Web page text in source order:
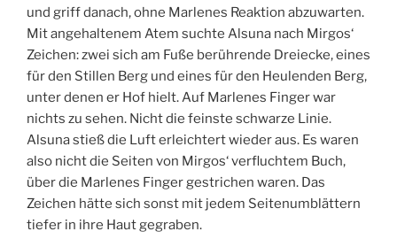
und griff danach, ohne Marlenes Reaktion abzuwarten.
Mit angehaltenem Atem suchte Alsuna nach Mirgos‘
Zeichen: zwei sich am Fuße berührende Dreiecke, eines
für den Stillen Berg und eines für den Heulenden Berg,
unter denen er Hof hielt. Auf Marlenes Finger war
nichts zu sehen. Nicht die feinste schwarze Linie.
Alsuna stieß die Luft erleichtert wieder aus. Es waren
also nicht die Seiten von Mirgos‘ verfluchtem Buch,
über die Marlenes Finger gestrichen waren. Das
Zeichen hätte sich sonst mit jedem Seitenumblättern
tiefer in ihre Haut gegraben.